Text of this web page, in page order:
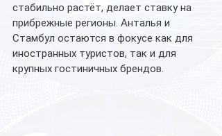
стабильно растёт, делает ставку на
прибрежные регионы. Анталья и
Стамбул остаются в фокусе как для
иностранных туристов, так и для
крупных гостиничных брендов.